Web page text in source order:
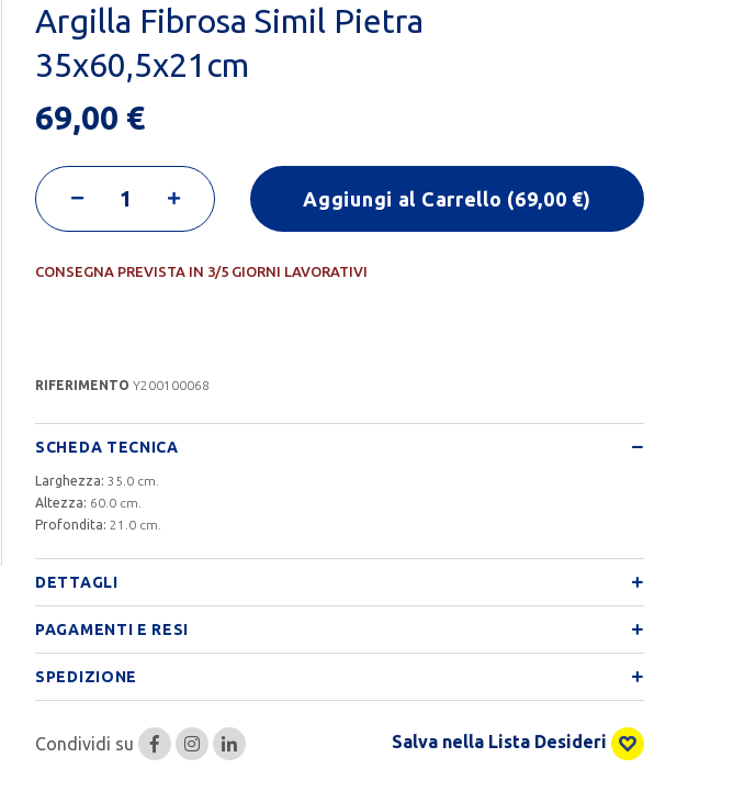
Argilla Fibrosa Simil Pietra
35x60,5x21cm
69,00 €
Aggiungi al Carrello (69,00 €)
CONSEGNA PREVISTA IN 3/5 GIORNI LAVORATIVI
RIFERIMENTO Y200100068
SCHEDA TECNICA
Larghezza: 35.0 cm.
Altezza: 60.0 cm.
Profondita: 21.0 cm.
DETTAGLI
PAGAMENTI E RESI
SPEDIZIONE
Condividi su Salva nella Lista Desideri